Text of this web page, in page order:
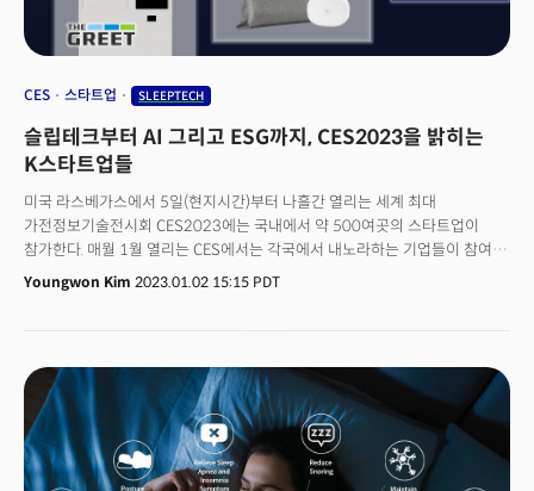
CES 스타트업 SLEEPTECH
슬립테크부터 AI 그리고 ESG까지, CES2023을 밝히는
K스타트업들
미국 라스베가스에서 5일(현지시간)부터 나흘간 열리는 세계 최대
가전정보기술전시회 CES2023에는 국내에서 약 500여곳의 스타트업이
참가한다. 매월 1월 열리는 CES에서는 각국에서 내노라하는 기업들이 참여해
신기술을 전시하고, 새로운 고객사를 유치한다.한국에서도 인공지능, ESG,
헬스케어, 뷰티 등 다양한 분야의 기업들이 참여를 하며, 글로벌 시장의 문을
참여하는 기회를 잡은 기업들도 포함이 되어 있다.2020년, 2022년에
혁신상을 수상한 텐마인즈가 올해 CES행사에서도 3번째 혁신상을 받았다.
동일한 제품임에도 불구하고 기술 업그레이드를 통해서 혁신을 이루어 냈다는
평가이다.
Youngwon Kim 2023.01.02 15:15 PDT